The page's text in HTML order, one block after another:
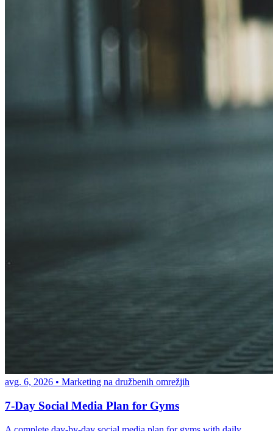
avg. 6, 2026 • Marketing na družbenih omrežjih
7-Day Social Media Plan for Gyms